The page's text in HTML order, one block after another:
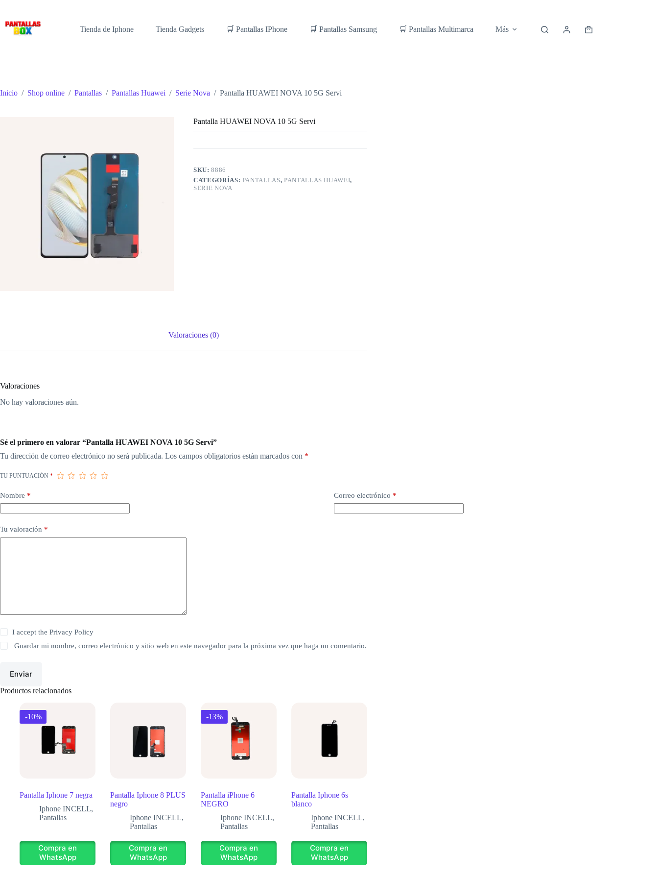
contenido
Tienda de Iphone
Tienda Gadgets 🛒 Pantallas IPhone 🛒 Pantallas Samsung 🛒 Pantallas Multimarca Más
Carro
Inicio / Shop online / Pantallas / Pantallas Huawei / Serie Nova / Pantalla HUAWEI NOVA 10 5G Servi
Pantalla HUAWEI NOVA 10 5G Servi
SKU:8886
CATEGORÍAS: PANTALLAS, PANTALLAS HUAWEI,
SERIE NOVA
Valoraciones (0)
Valoraciones
No hay valoraciones aún.
Sé el primero en valorar “Pantalla HUAWEI NOVA 10 5G Servi”
Tu dirección de correo electrónico no será publicada. Los campos obligatorios están marcados con *
TU PUNTUACIÓN *
Nombre * Correo electrónico *
Tu valoración *
I accept thePrivacy Policy
Guardar mi nombre, correo electrónico y sitio web en este navegador para la próxima vez que haga un comentario.
Enviar
Productos relacionados
-10%
Pantalla Iphone 7 negra
Iphone INCELL,
Pantallas
Compra en
WhatsApp
Pantalla Iphone 8 PLUS
negro
Iphone INCELL,
Pantallas
Compra en
WhatsApp
-13%
Pantalla iPhone 6
NEGRO
Iphone INCELL,
Pantallas
Compra en
WhatsApp
Pantalla Iphone 6s
blanco
Iphone INCELL,
Pantallas
Compra en
WhatsApp